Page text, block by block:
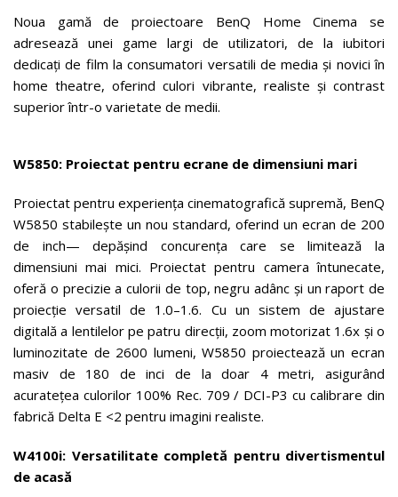
Noua gamă de proiectoare BenQ Home Cinema se
adresează unei game largi de utilizatori, de la iubitori
dedicați de film la consumatori versatili de media și novici în
home theatre, oferind culori vibrante, realiste și contrast
superior într-o varietate de medii.
W5850: Proiectat pentru ecrane de dimensiuni mari
Proiectat pentru experiența cinematografică supremă, BenQ
W5850 stabilește un nou standard, oferind un ecran de 200
de inch— depășind concurența care se limitează la
dimensiuni mai mici. Proiectat pentru camera întunecate,
oferă o precizie a culorii de top, negru adânc și un raport de
proiecție versatil de 1.0–1.6. Cu un sistem de ajustare
digitală a lentilelor pe patru direcții, zoom motorizat 1.6x și o
luminozitate de 2600 lumeni, W5850 proiectează un ecran
masiv de 180 de inci de la doar 4 metri, asigurând
acuratețea culorilor 100% Rec. 709 / DCI-P3 cu calibrare din
fabrică Delta E <2 pentru imagini realiste.
W4100i: Versatilitate completă pentru divertismentul
de acasă